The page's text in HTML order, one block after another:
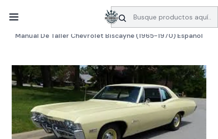
SERVICIO DE BÚSQUEDA DE INFORMACIÓN AUTOMOTRIZ
Manuales de taller Chevrolet
Manual De Taller Chevrolet Biscayne (1965-1970) Español